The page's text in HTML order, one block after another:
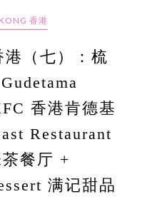
香港
（七）：梳
香港肯德基
Restaurant
餐厅 +
满记甜品